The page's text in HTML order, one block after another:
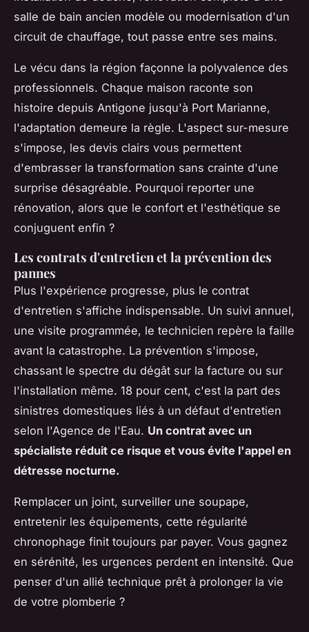
salle de bain ancien modèle ou modernisation d'un
circuit de chauffage, tout passe entre ses mains.
Le vécu dans la région façonne la polyvalence des
professionnels. Chaque maison raconte son
histoire depuis Antigone jusqu'à Port Marianne,
l'adaptation demeure la règle. L'aspect sur-mesure
s'impose, les devis clairs vous permettent
d'embrasser la transformation sans crainte d'une
surprise désagréable. Pourquoi reporter une
rénovation, alors que le confort et l'esthétique se
conjuguent enfin ?
Les contrats d'entretien et la prévention des
pannes
Plus l'expérience progresse, plus le contrat
d'entretien s'affiche indispensable. Un suivi annuel,
une visite programmée, le technicien repère la faille
avant la catastrophe. La prévention s'impose,
chassant le spectre du dégât sur la facture ou sur
l'installation même. 18 pour cent, c'est la part des
sinistres domestiques liés à un défaut d'entretien
selon l'Agence de l'Eau. Un contrat avec un
spécialiste réduit ce risque et vous évite l'appel en
détresse nocturne.
Remplacer un joint, surveiller une soupape,
entretenir les équipements, cette régularité
chronophage finit toujours par payer. Vous gagnez
en sérénité, les urgences perdent en intensité. Que
penser d'un allié technique prêt à prolonger la vie
de votre plomberie ?